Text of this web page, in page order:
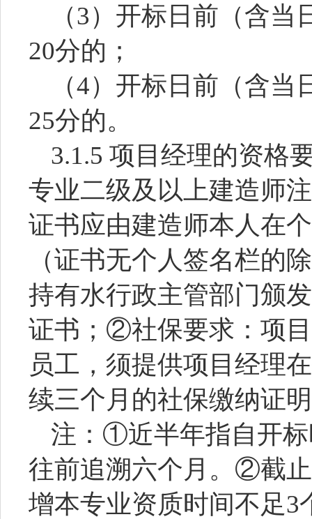
（3）开标日前（含当
20分的；
（4）开标日前（含当
25分的。
3.1.5 项目经理的资格
专业二级及以上建造师
证书应由建造师本人在
（证书无个人签名栏的
持有水行政主管部门颁
证书；②社保要求：项
员工，须提供项目经理
续三个月的社保缴纳证
注： ①近半年指自开
往前追溯六个月。②截
增本专业资质时间不足3